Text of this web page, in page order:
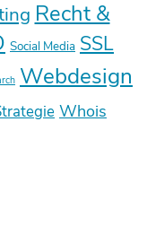
Recht &
Social Media SSL
Webdesign
Whois